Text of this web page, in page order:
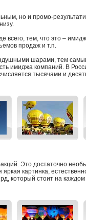
но и промо-
всего, тем, что это –
продаж и т.п.
шарами, тем
имиджа компаний. В
тысячами и
Это достаточно
картинка,
который стоит на каждом